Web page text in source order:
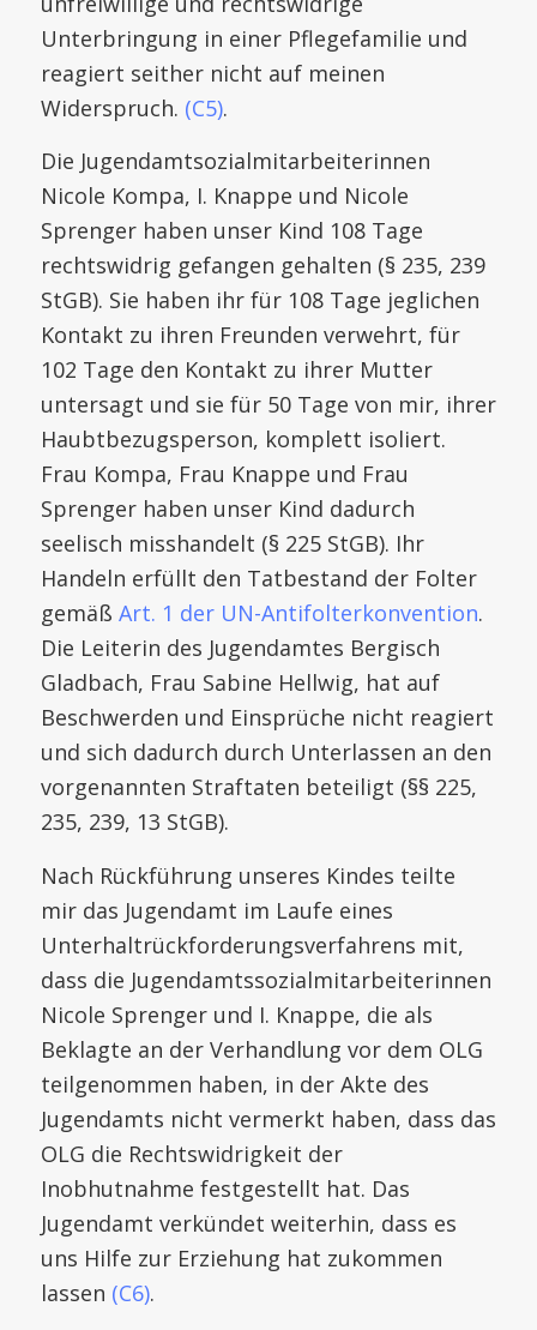
Unterbringung in einer Pflegefamilie und
reagiert seither nicht auf meinen
Widerspruch. (C5).
Die Jugendamtsozialmitarbeiterinnen
Nicole Kompa, I. Knappe und Nicole
Sprenger haben unser Kind 108 Tage
rechtswidrig gefangen gehalten (§ 235, 239
StGB). Sie haben ihr für 108 Tage jeglichen
Kontakt zu ihren Freunden verwehrt, für
102 Tage den Kontakt zu ihrer Mutter
untersagt und sie für 50 Tage von mir, ihrer
Haubtbezugsperson, komplett isoliert.
Frau Kompa, Frau Knappe und Frau
Sprenger haben unser Kind dadurch
seelisch misshandelt (§ 225 StGB). Ihr
Handeln erfüllt den Tatbestand der Folter
gemäß Art. 1 der UN-Antifolterkonvention.
Die Leiterin des Jugendamtes Bergisch
Gladbach, Frau Sabine Hellwig, hat auf
Beschwerden und Einsprüche nicht reagiert
und sich dadurch durch Unterlassen an den
vorgenannten Straftaten beteiligt (§§ 225,
235, 239, 13 StGB).
Nach Rückführung unseres Kindes teilte
mir das Jugendamt im Laufe eines
Unterhaltrückforderungsverfahrens mit,
dass die Jugendamtssozialmitarbeiterinnen
Nicole Sprenger und I. Knappe, die als
Beklagte an der Verhandlung vor dem OLG
teilgenommen haben, in der Akte des
Jugendamts nicht vermerkt haben, dass das
OLG die Rechtswidrigkeit der
Inobhutnahme festgestellt hat. Das
Jugendamt verkündet weiterhin, dass es
uns Hilfe zur Erziehung hat zukommen
lassen (C6).